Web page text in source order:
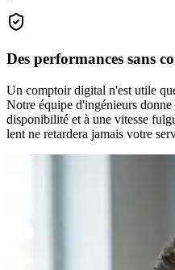
Des performances sans
Un comptoir digital n'est utile
Notre équipe d'ingénieurs
disponibilité et à une vitesse
lent ne retardera jamais votre